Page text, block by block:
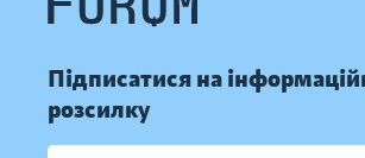
Підписатися на
розсилку